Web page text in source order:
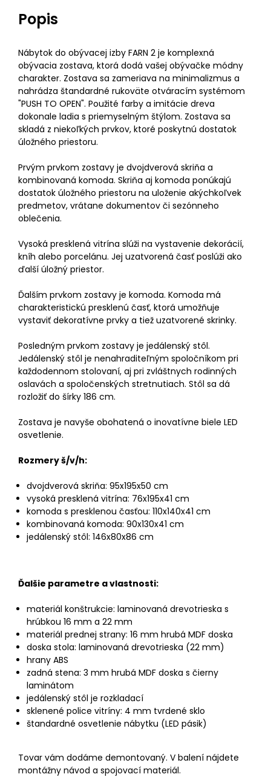
Popis
Nábytok do obývacej izby FARN 2 je komplexná
obývacia zostava, ktorá dodá vašej obývačke módny
charakter. Zostava sa zameriava na minimalizmus a
nahrádza štandardné rukoväte otváracím systémom
"PUSH TO OPEN". Použité farby a imitácie dreva
dokonale ladia s priemyselným štýlom. Zostava sa
skladá z niekoľkých prvkov, ktoré poskytnú dostatok
úložného priestoru.
Prvým prvkom zostavy je dvojdverová skriňa a
kombinovaná komoda. Skriňa aj komoda ponúkajú
dostatok úložného priestoru na uloženie akýchkoľvek
predmetov, vrátane dokumentov či sezónneho
oblečenia.
Vysoká presklená vitrína slúži na vystavenie dekorácií,
kníh alebo porcelánu. Jej uzatvorená časť poslúži ako
ďalší úložný priestor.
Ďalším prvkom zostavy je komoda. Komoda má
charakteristickú presklenú časť, ktorá umožňuje
vystaviť dekoratívne prvky a tiež uzatvorené skrinky.
Posledným prvkom zostavy je jedálenský stôl.
Jedálenský stôl je nenahraditeľným spoločníkom pri
každodennom stolovaní, aj pri zvláštnych rodinných
oslavách a spoločenských stretnutiach. Stôl sa dá
rozložiť do šírky 186 cm.
Zostava je navyše obohatená o inovatívne biele LED
osvetlenie.
Rozmery š/v/h:
dvojdverová skriňa: 95x195x50 cm
vysoká presklená vitrína: 76x195x41 cm
komoda s presklenou časťou: 110x140x41 cm
kombinovaná komoda: 90x130x41 cm
jedálenský stôl: 146x80x86 cm
Ďalšie parametre a vlastnosti:
materiál konštrukcie: laminovaná drevotrieska s
hrúbkou 16 mm a 22 mm
materiál prednej strany: 16 mm hrubá MDF doska
doska stola: laminovaná drevotrieska (22 mm)
hrany ABS
zadná stena: 3 mm hrubá MDF doska s čierny
laminátom
jedálenský stôl je rozkladací
sklenené police vitríny: 4 mm tvrdené sklo
štandardné osvetlenie nábytku (LED pásik)
Tovar vám dodáme demontovaný. V balení nájdete
montážny návod a spojovací materiál.